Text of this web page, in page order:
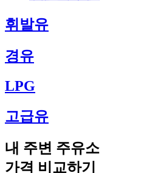
휘발유
경유
LPG
고급유
내 주변 주유소
가격 비교하기